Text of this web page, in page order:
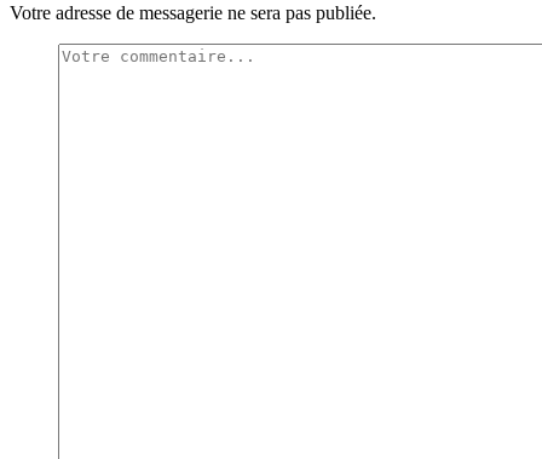
Votre adresse de messagerie ne sera pas publiée.